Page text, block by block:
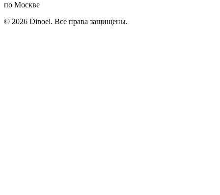
по Москве
© 2026 Dinoel. Все права защищены.